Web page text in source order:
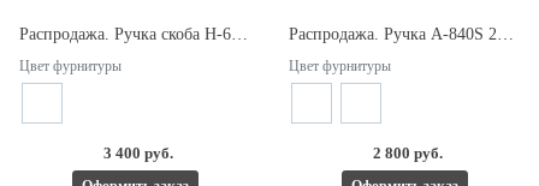
Цвет фурнитуры
3 400 руб.
Цвет фурнитуры
2 800 руб.